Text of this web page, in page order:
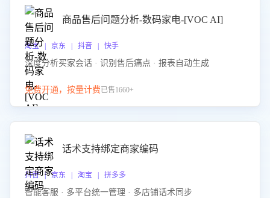
商品售后问题分析-数码家电-[VOC AI]
淘宝 | 京东 | 抖音 | 快手
深度分析买家会话 · 识别售后痛点 · 报表自动生成
免费开通，按量计费已售1660+
话术支持绑定商家编码
抖音 | 京东 | 淘宝 | 拼多多
智能客服 · 多平台统一管理 · 多店铺话术同步